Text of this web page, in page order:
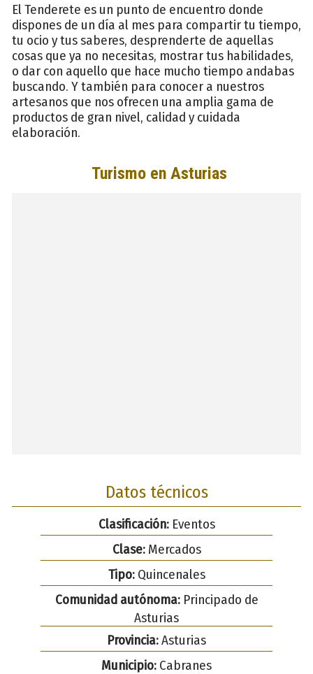
El Tenderete es un punto de encuentro donde
dispones de un día al mes para compartir tu tiempo,
tu ocio y tus saberes, desprenderte de aquellas
cosas que ya no necesitas, mostrar tus habilidades,
o dar con aquello que hace mucho tiempo andabas
buscando. Y también para conocer a nuestros
artesanos que nos ofrecen una amplia gama de
productos de gran nivel, calidad y cuidada
elaboración.
Datos técnicos
Clasificación:Eventos
Clase:Mercados
Tipo:Quincenales
Comunidad autónoma:Principado de
Asturias
Provincia:Asturias
Municipio: Cabranes